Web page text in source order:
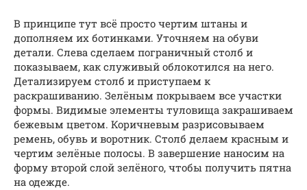
В принципе тут всё просто чертим штаны и
дополняем их ботинками. Уточняем на обуви
детали. Слева сделаем пограничный столб и
показываем, как служивый облокотился на него.
Детализируем столб и приступаем к
раскрашиванию. Зелёным покрываем все участки
формы. Видимые элементы туловища закрашиваем
бежевым цветом. Коричневым разрисовываем
ремень, обувь и воротник. Столб делаем красным и
чертим зелёные полосы. В завершение наносим на
форму второй слой зелёного, чтобы получить пятна
на одежде.